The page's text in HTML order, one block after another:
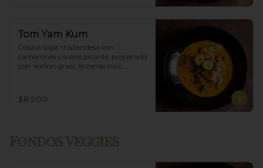
Tom Yam Kum
Clásica sopa thailandesa con
camarones y suave picante, preparada
con  lemon grass, leche de coco,
$8.900